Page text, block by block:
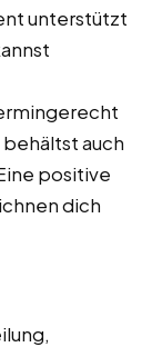
unterstützt
auch
positive
dich